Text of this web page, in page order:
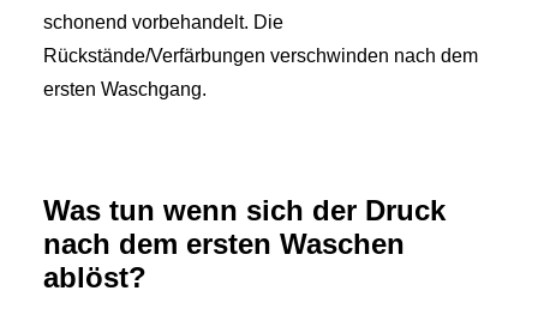
schonend vorbehandelt. Die
Rückstände/Verfärbungen verschwinden nach dem
ersten Waschgang.
Was tun wenn sich der Druck
nach dem ersten Waschen
ablöst?